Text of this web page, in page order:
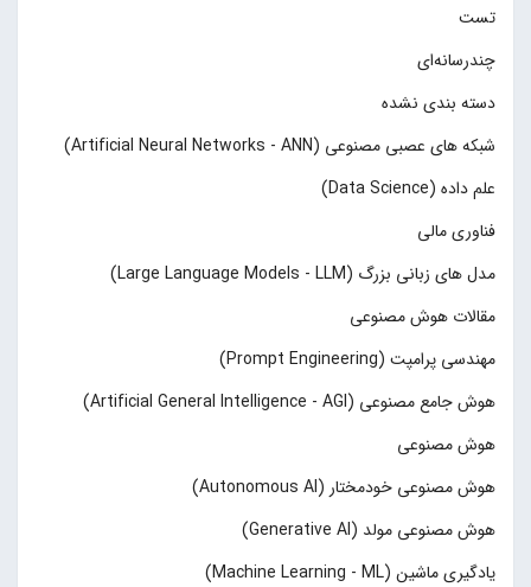
تست
چند‌‌رسانه‌ای
دسته بندی نشده
شبکه های عصبی مصنوعی (Artificial Neural Networks - ANN)
علم داده (Data Science)
فناوری مالی
مدل های زبانی بزرگ (Large Language Models - LLM)
مقالات هوش مصنوعی
مهندسی پرامپت (Prompt Engineering)
هوش جامع مصنوعی (Artificial General Intelligence - AGI)
هوش مصنوعی
هوش مصنوعی خودمختار (Autonomous AI)
هوش مصنوعی مولد (Generative AI)
یادگیری ماشین (Machine Learning - ML)